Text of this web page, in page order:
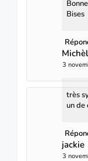
Bises
3
très
un de
jackie
3